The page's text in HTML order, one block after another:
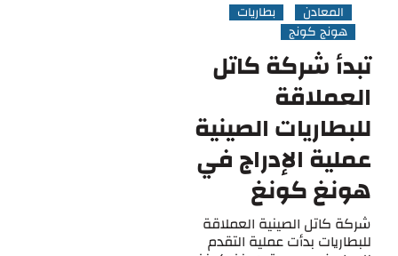
المعادن
بطاريات
هونج كونج
تبدأ شركة كاتل
العملاقة
للبطاريات الصينية
عملية الإدراج في
هونغ كونغ
شركة كاتل الصينية العملاقة
للبطاريات بدأت عملية التقدم